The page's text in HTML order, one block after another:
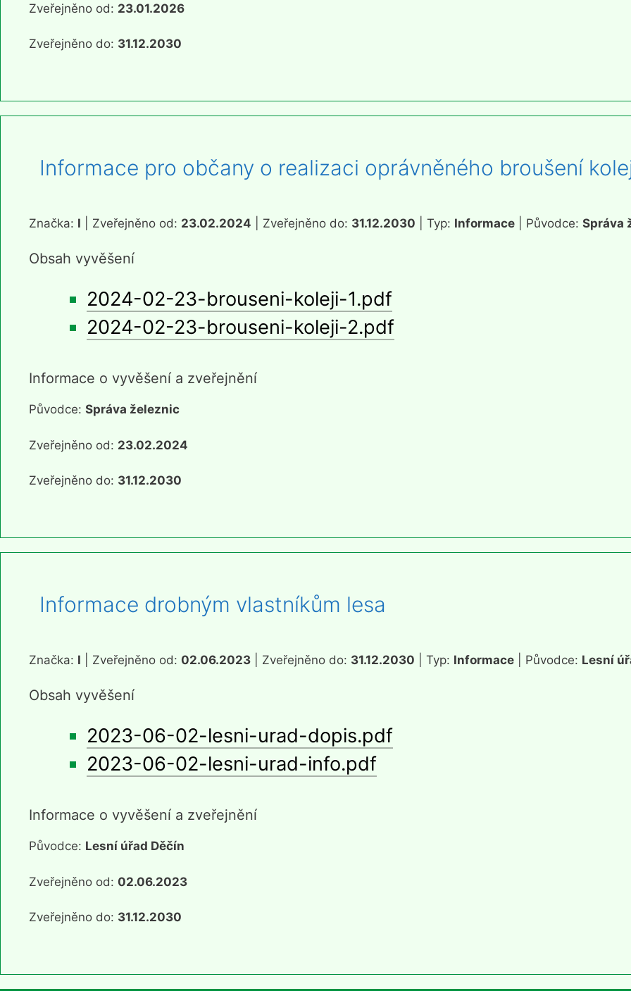
Zveřejněno od: 23.01.2026
Zveřejněno do: 31.12.2030
Informace pro občany o realizaci oprávněného broušení
Značka: I | Zveřejněno od: 23.02.2024 | Zveřejněno do: 31.12.2030 | Typ: Informace | Původce: Správa
Obsah vyvěšení
2024-02-23-brouseni-koleji-1.pdf
2024-02-23-brouseni-koleji-2.pdf
Informace o vyvěšení a zveřejnění
Původce: Správa železnic
Zveřejněno od: 23.02.2024
Zveřejněno do: 31.12.2030
Informace drobným vlastníkům lesa
Značka: I | Zveřejněno od: 02.06.2023 | Zveřejněno do: 31.12.2030 | Typ: Informace | Původce: Lesní
Obsah vyvěšení
2023-06-02-lesni-urad-dopis.pdf
2023-06-02-lesni-urad-info.pdf
Informace o vyvěšení a zveřejnění
Původce: Lesní úřad Děčín
Zveřejněno od: 02.06.2023
Zveřejněno do: 31.12.2030